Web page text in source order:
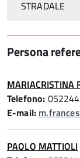
STRADALE
Persona
MARIACRISTINA
Telefono:
E-mail:
PAOLO MATTIOLI